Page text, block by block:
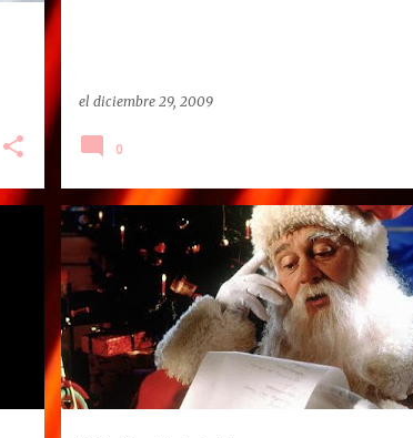
el diciembre 29, 2009
0